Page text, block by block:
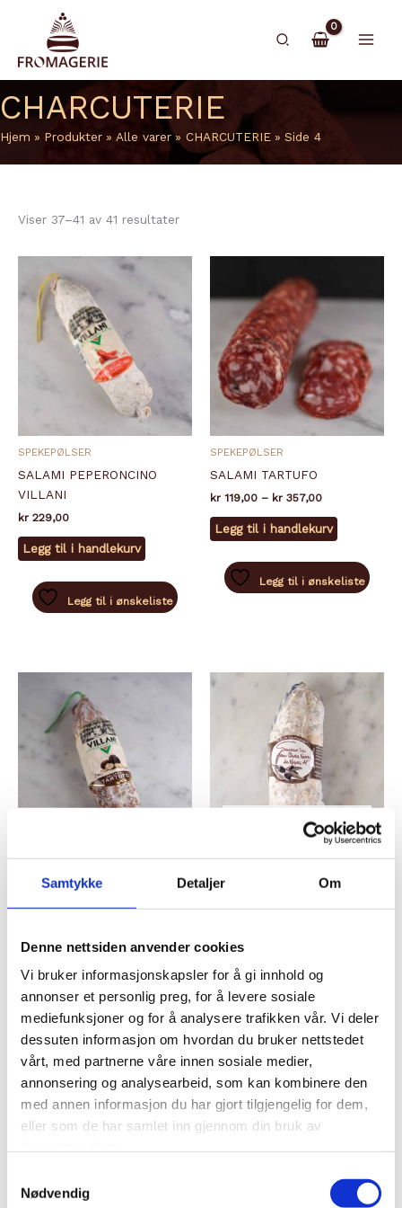
Samtykke Detaljer Om
Denne nettsiden anvender cookies
Vi bruker informasjonskapsler for å gi innhold og
annonser et personlig preg, for å levere sosiale
mediefunksjoner og for å analysere trafikken vår. Vi deler
dessuten informasjon om hvordan du bruker nettstedet
vårt, med partnerne våre innen sosiale medier,
annonsering og analysearbeid, som kan kombinere den
med annen informasjon du har gjort tilgjengelig for dem,
eller som de har samlet inn gjennom din bruk av
Nødvendig
innholdet
Søk
CHARCUTERIE
Hjem Produkter Alle varer CHARCUTERIE Side 4
Viser 37–41 av 41 resultater
SPEKEPØLSER
SALAMI PEPERONCINO
VILLANI
kr 229,00
Legg til i handlekurv
Legg til i ønskeliste
SPEKEPØLSER
SALAMI TARTUFO
kr 119,00 – kr 357,00Prisområde:
til
kr 357,00
Legg til i handlekurv
Dette
produktet
har
flere
på
Legg til i ønskeliste
SALAMI TARTUFO VILLANI
kr249,00
Legg til i handlekurv
Legg til i ønskeliste
IKKE PÅ LAGER
SAUCISSON OLIVE NOIRES
NYONS
Legg til i ønskeliste